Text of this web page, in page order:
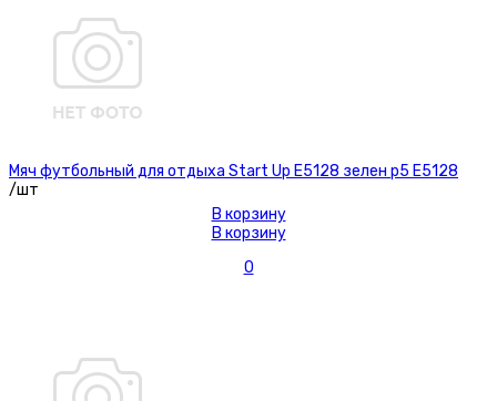
Мяч футбольный для отдыха Start Up E5128 зелен р5 E5128
/шт
В корзину
В корзину
0